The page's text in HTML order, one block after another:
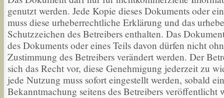
genutzt werden. Jede Kopie dieses Dokuments oder
muss diese urheberrechtliche Erklärung und das
Schutzzeichen des Betreibers enthalten. Das
des Dokuments oder eines Teils davon dürfen nicht
Zustimmung des Betreibers verändert werden. Der
sich das Recht vor, diese Genehmigung jederzeit zu
jede Nutzung muss sofort eingestellt werden, sobald
Bekanntmachung seitens des Betreibers veröffentlicht